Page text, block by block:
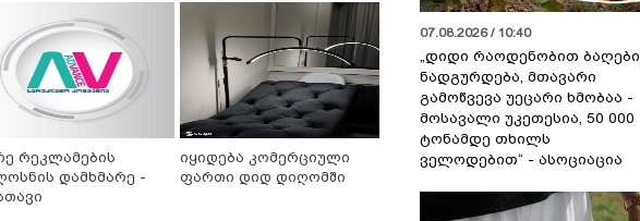
რეკლამების
დამხმარე -
იყიდება კომერციული
ფართი დიდ დიღომში
07.08.2026 / 10:40
„დიდი რაოდენობით ბაღები
ნადგურდება, მთავარი
გამოწვევა უეცარი ხმობაა -
მოსავალი უკეთესია, 50 000
ტონამდე თხილს
ველოდებით“ - ასოციაცია